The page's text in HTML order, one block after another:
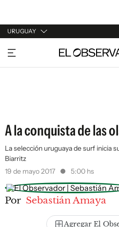
URUGUAY
URUGUAY
ARGENTINA
A la conquista de las
La selección uruguaya de surf inicia
Biarritz
19 de mayo 2017
5:00 hs
Por Sebastián Amaya
Agregar El